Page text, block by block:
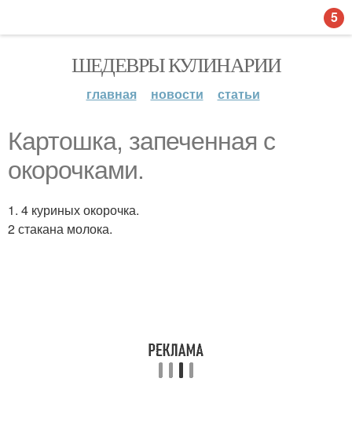
ШЕДЕВРЫ КУЛИНАРИИ
главная новости статьи
Картошка, запеченная с
окорочками.
1. 4 куриных окорочка.
2 стакана молока.
5